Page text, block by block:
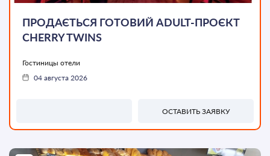
ТОП
ПРОДАЄТЬСЯ ГОТОВИЙ ADULT-ПРОЄКТ
CHERRY TWINS
Гостиницы отели
04 августа 2026
ОСТАВИТЬ ЗАЯВКУ